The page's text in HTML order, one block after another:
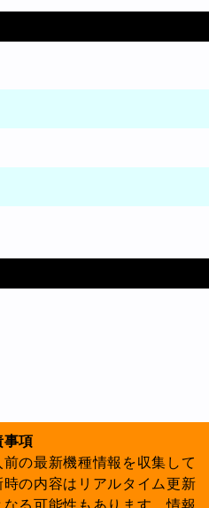
事項
の最新機種情報を収集して
の内容はリアルタイム更新